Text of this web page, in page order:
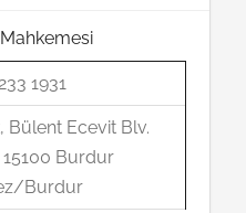
1931
Bülent Ecevit Blv.
15100 Burdur
Burdur